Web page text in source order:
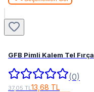
GFB Pimli Kalem Tel Fırça
(0)
37,05 TL 13,68 TL